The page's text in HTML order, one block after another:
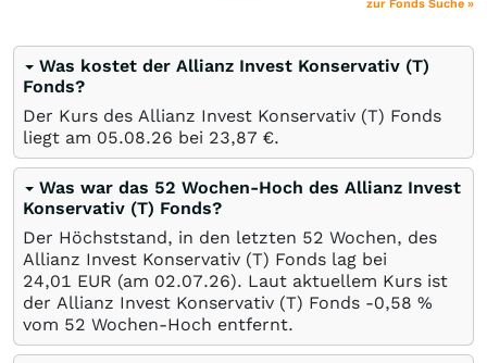
zur Fonds Suche »
Was kostet der Allianz Invest Konservativ (T)
Fonds?
Der Kurs des Allianz Invest Konservativ (T) Fonds
liegt am 05.08.26 bei 23,87 €.
Was war das 52 Wochen-Hoch des Allianz Invest
Konservativ (T) Fonds?
Der Höchststand, in den letzten 52 Wochen, des
Allianz Invest Konservativ (T) Fonds lag bei
24,01 EUR (am 02.07.26). Laut aktuellem Kurs ist
der Allianz Invest Konservativ (T) Fonds -0,58 %
vom 52 Wochen-Hoch entfernt.